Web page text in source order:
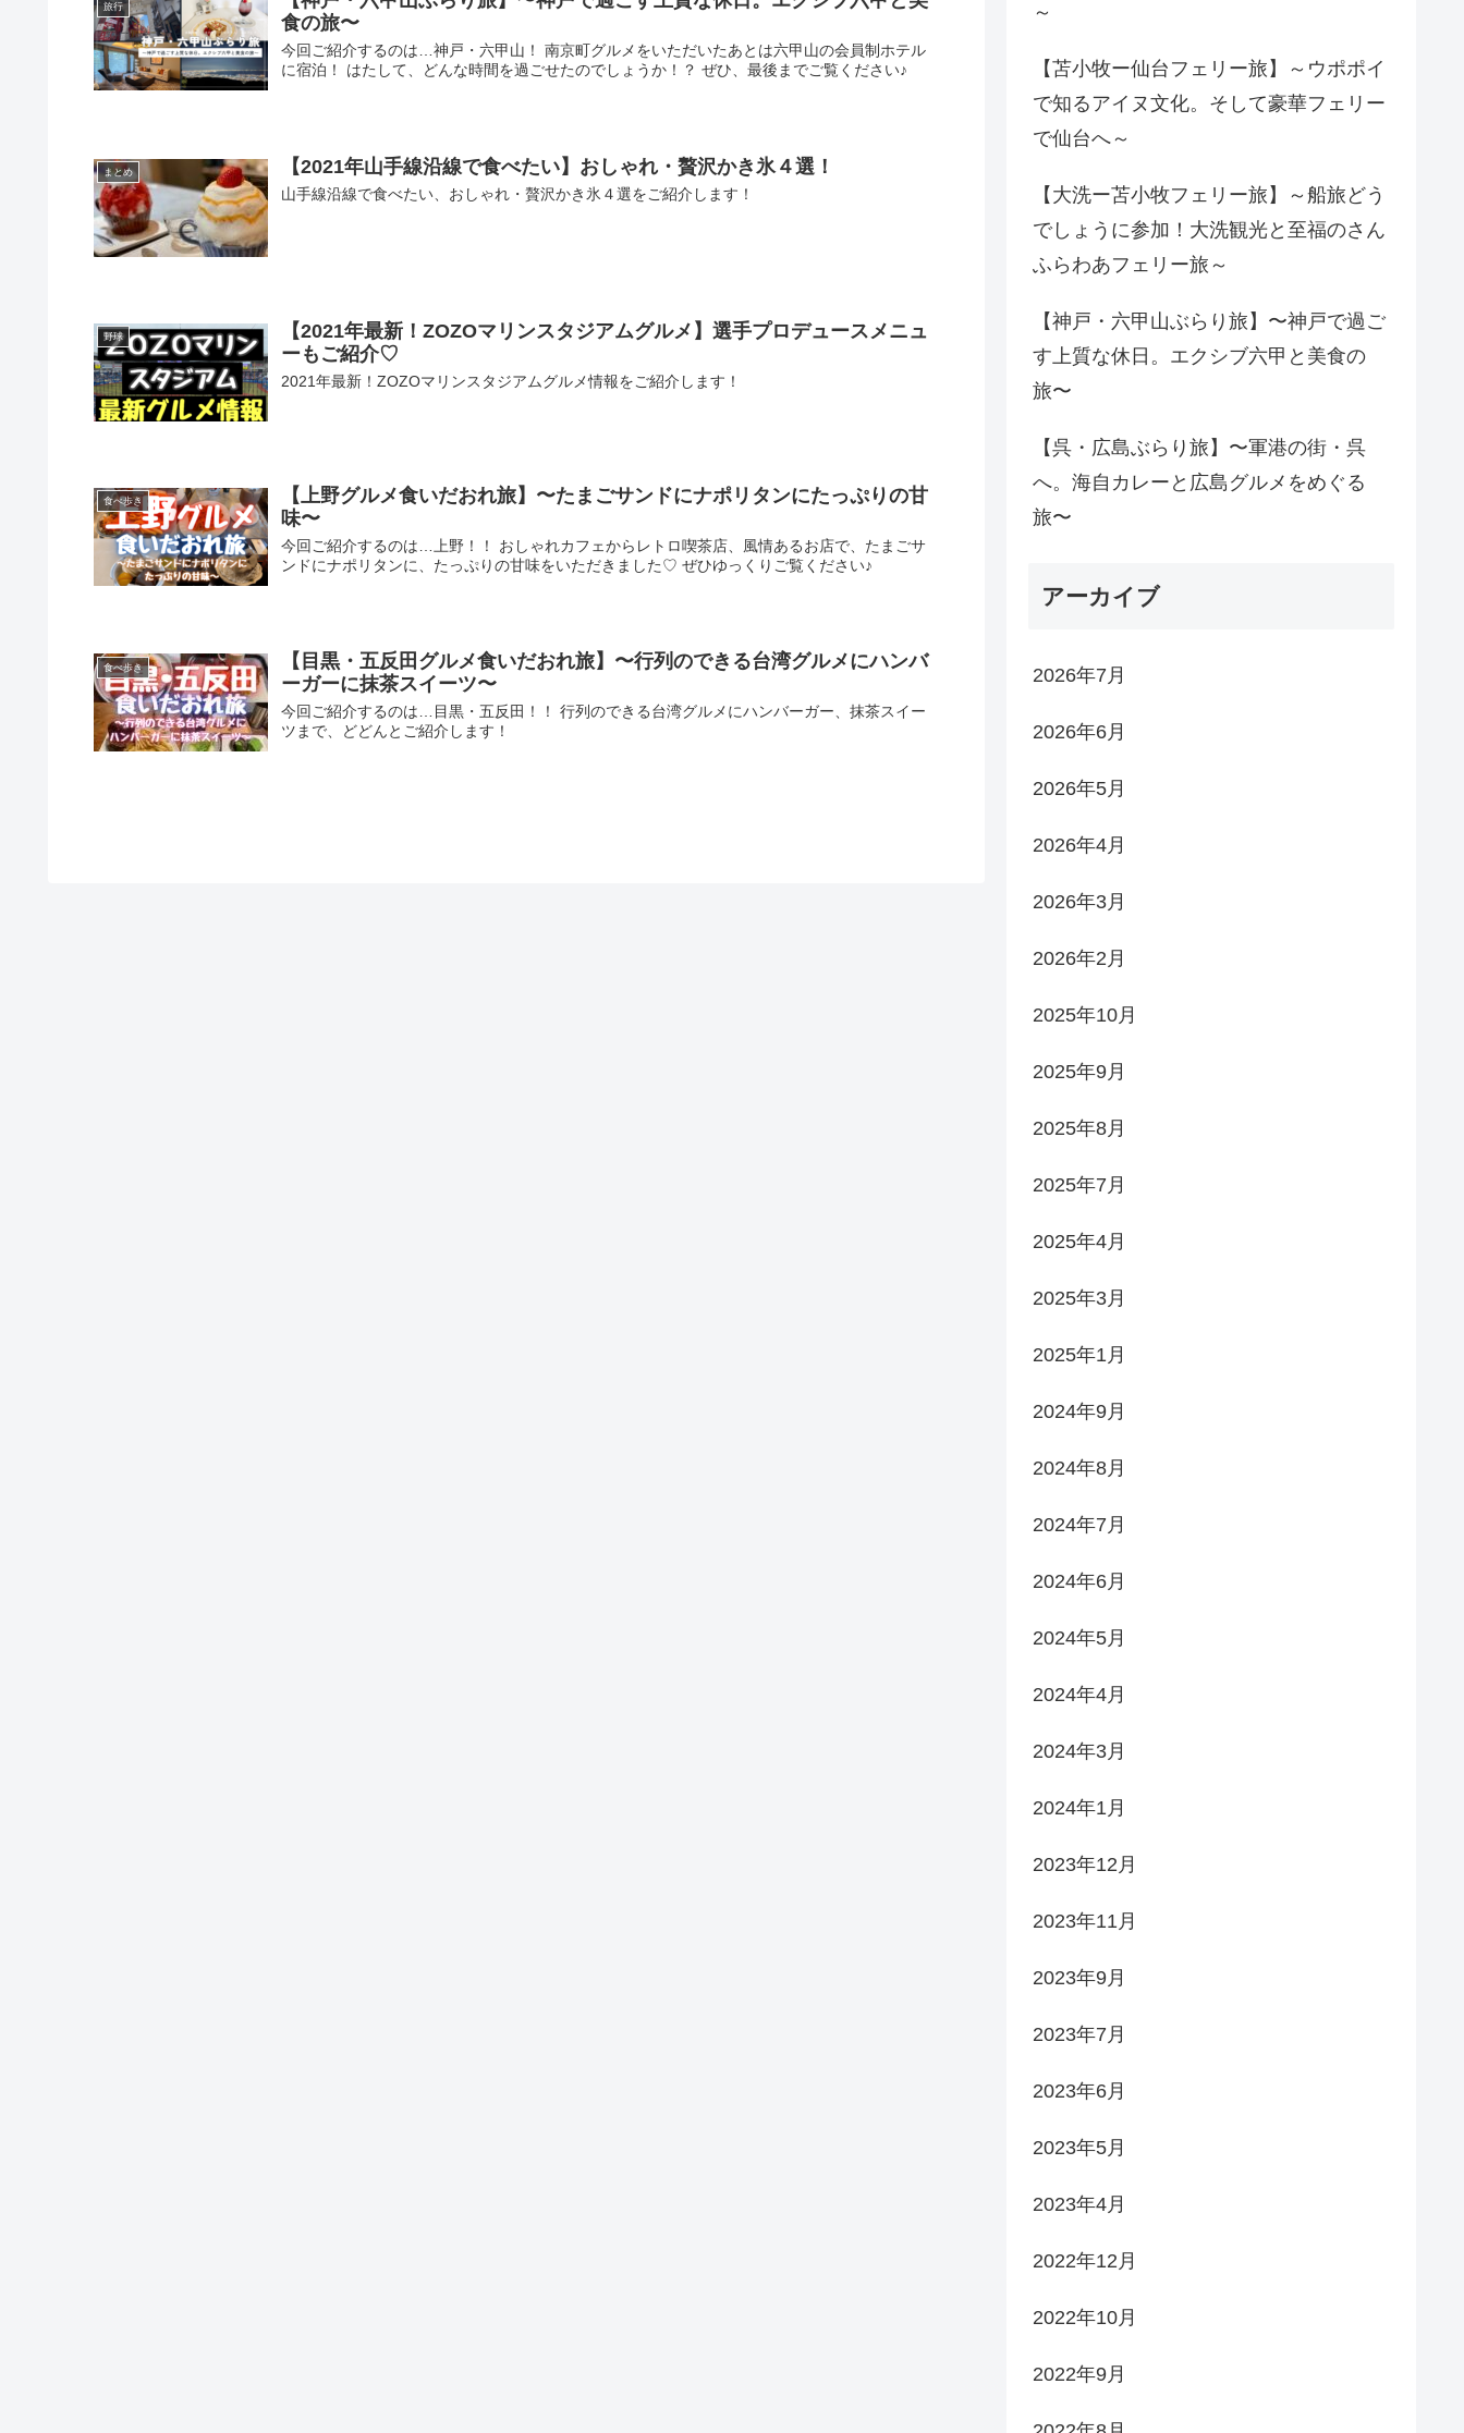
旅行
食の旅〜
今回ご紹介するのは…神戸・六甲山！ 南京町グルメをいただいたあとは六甲山の会員制ホテル
に宿泊！ はたして、どんな時間を過ごせたのでしょうか！？ ぜひ、最後までご覧ください♪
まとめ 【2021年山手線沿線で食べたい】おしゃれ・贅沢かき氷４選！
山手線沿線で食べたい、おしゃれ・贅沢かき氷４選をご紹介します！
野球
【2021年最新！ZOZOマリンスタジアムグルメ】選手プロデュースメニュ
ーもご紹介♡
2021年最新！ZOZOマリンスタジアムグルメ情報をご紹介します！
食べ歩き
【上野グルメ食いだおれ旅】〜たまごサンドにナポリタンにたっぷりの甘
味〜
今回ご紹介するのは…上野！！ おしゃれカフェからレトロ喫茶店、風情あるお店で、たまごサ
ンドにナポリタンに、たっぷりの甘味をいただきました♡ ぜひゆっくりご覧ください♪
食べ歩き
【目黒・五反田グルメ食いだおれ旅】〜行列のできる台湾グルメにハンバ
ーガーに抹茶スイーツ〜
今回ご紹介するのは…目黒・五反田！！ 行列のできる台湾グルメにハンバーガー、抹茶スイー
ツまで、どどんとご紹介します！
～
【苫小牧ー仙台フェリー旅】～ウポポイ
で知るアイヌ文化。そして豪華フェリー
で仙台へ～
【大洗ー苫小牧フェリー旅】～船旅どう
でしょうに参加！大洗観光と至福のさん
ふらわあフェリー旅～
【神戸・六甲山ぶらり旅】〜神戸で過ご
す上質な休日。エクシブ六甲と美食の
旅〜
【呉・広島ぶらり旅】〜軍港の街・呉
へ。海自カレーと広島グルメをめぐる
旅〜
アーカイブ
2026年7月
2026年6月
2026年5月
2026年4月
2026年3月
2026年2月
2025年10月
2025年9月
2025年8月
2025年7月
2025年4月
2025年3月
2025年1月
2024年9月
2024年8月
2024年7月
2024年6月
2024年5月
2024年4月
2024年3月
2024年1月
2023年12月
2023年11月
2023年9月
2023年7月
2023年6月
2023年5月
2023年4月
2022年12月
2022年10月
2022年9月